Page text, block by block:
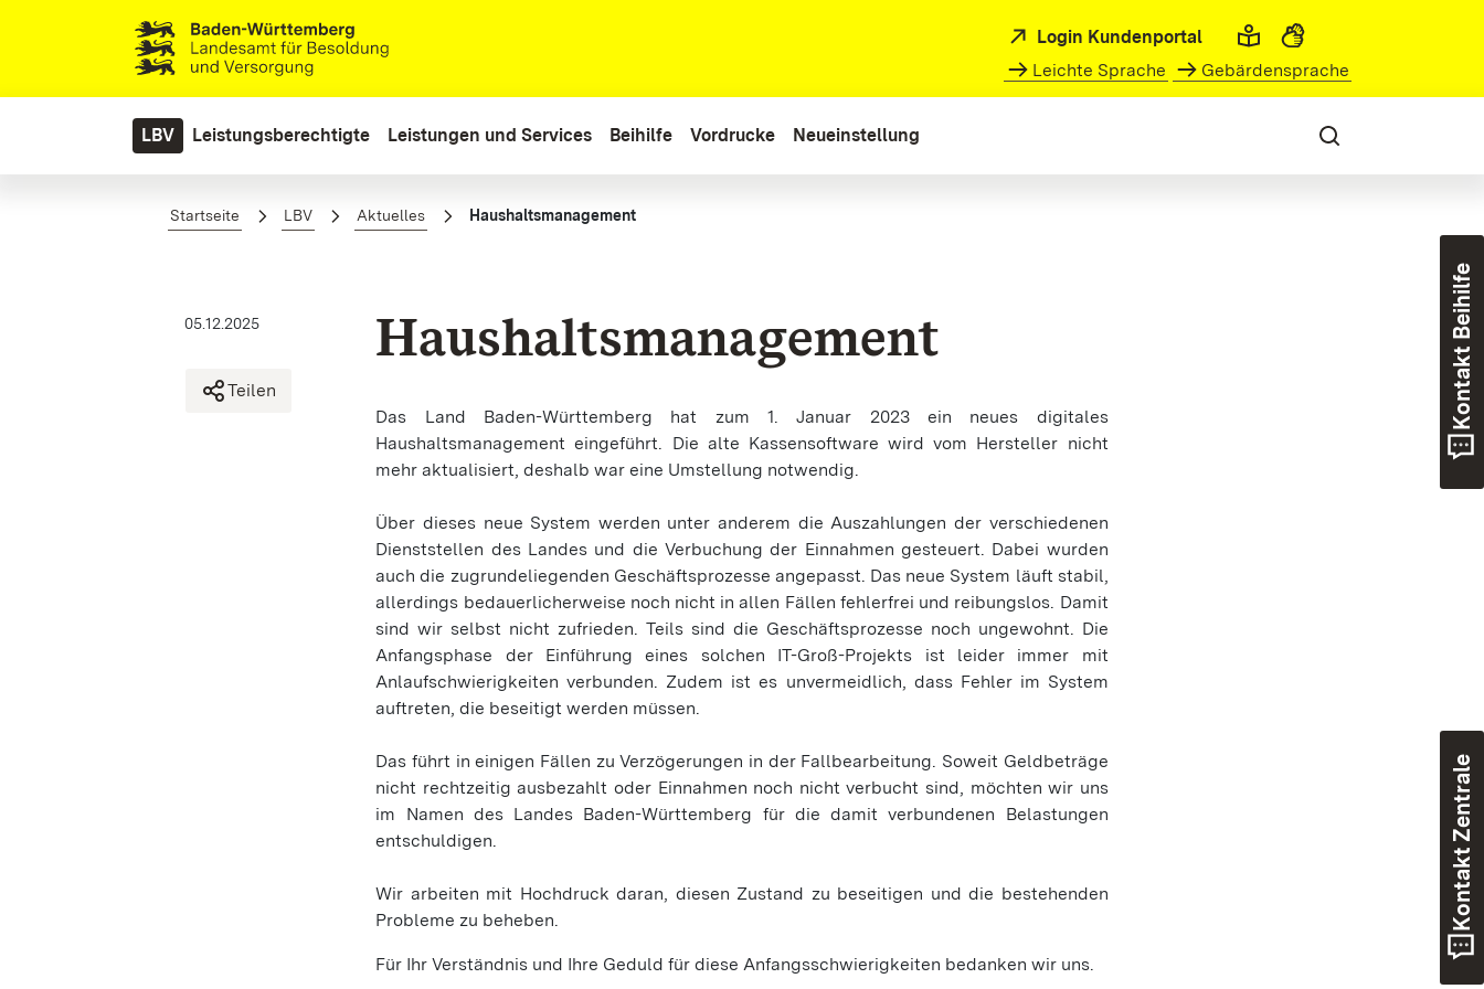
Zum Hauptinhalt springen
Login Kundenportal
Leichte Sprache
Gebärdensprache
LBV Leistungsberechtigte Leistungen und Services Beihilfe Vordrucke Neueinstellung
Startseite LBV Aktuelles Haushaltsmanagement
05.12.2025
Teilen
Haushaltsmanagement
Das Land Baden-Württemberg hat zum 1. Januar 2023 ein neues digitales
Haushaltsmanagement eingeführt. Die alte Kassensoftware wird vom Hersteller nicht
mehr aktualisiert, deshalb war eine Umstellung notwendig.
Über dieses neue System werden unter anderem die Auszahlungen der verschiedenen
Dienststellen des Landes und die Verbuchung der Einnahmen gesteuert. Dabei wurden
auch die zugrundeliegenden Geschäftsprozesse angepasst. Das neue System läuft stabil,
allerdings bedauerlicherweise noch nicht in allen Fällen fehlerfrei und reibungslos. Damit
sind wir selbst nicht zufrieden. Teils sind die Geschäftsprozesse noch ungewohnt. Die
Anfangsphase der Einführung eines solchen IT-Groß-Projekts ist leider immer mit
Anlaufschwierigkeiten verbunden. Zudem ist es unvermeidlich, dass Fehler im System
auftreten, die beseitigt werden müssen.
Das führt in einigen Fällen zu Verzögerungen in der Fallbearbeitung. Soweit Geldbeträge
nicht rechtzeitig ausbezahlt oder Einnahmen noch nicht verbucht sind, möchten wir uns
im Namen des Landes Baden-Württemberg für die damit verbundenen Belastungen
entschuldigen.
Wir arbeiten mit Hochdruck daran, diesen Zustand zu beseitigen und die bestehenden
Probleme zu beheben.
Für Ihr Verständnis und Ihre Geduld für diese Anfangsschwierigkeiten bedanken wir uns.
Kontakt Beihilfe
Kontakt Zentrale